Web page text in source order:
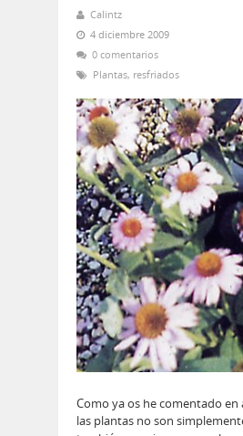
Calintz
4 diciembre 2009
0 comentarios
Plantas, resfriados
Como ya os he comentado en
las plantas no son